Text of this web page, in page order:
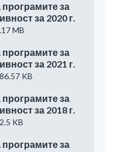
за
за 2020 г.
MB
за
за 2021 г.
KB
за
за 2018 г.
KB
за